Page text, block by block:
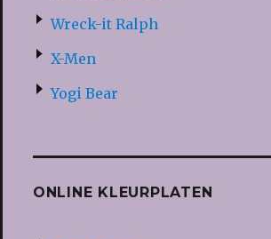
Wreck-it Ralph
X-Men
Yogi Bear
ONLINE KLEURPLATEN